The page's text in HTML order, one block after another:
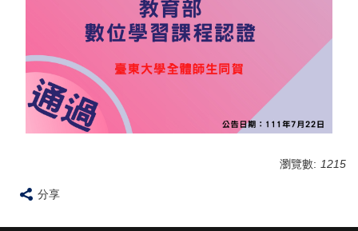
瀏覽數: 1215
分享